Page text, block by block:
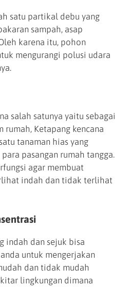
satu partikal debu yang
sampah, asap
karena itu, pohon
mengurangi polusi udara
salah satunya yaitu sebagai
rumah, Ketapang kencana
tanaman hias yang
pasangan rumah tangga.
agar membuat
indah dan tidak terlihat
indah dan sejuk bisa
untuk mengerjakan
dan tidak mudah
lingkungan dimana